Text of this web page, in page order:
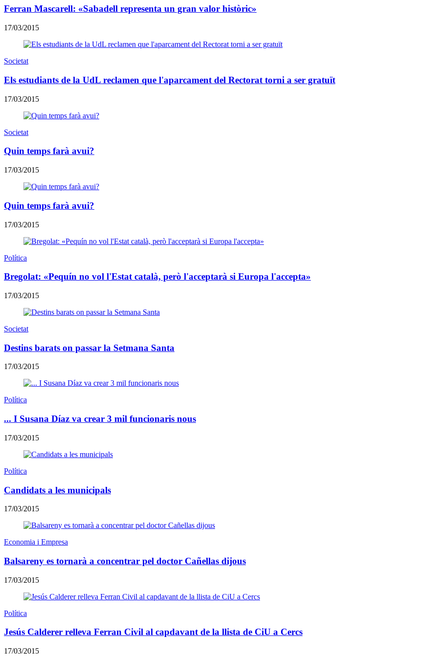
Ferran Mascarell: «Sabadell representa un gran valor històric»
17/03/2015
Societat
Els estudiants de la UdL reclamen que l'aparcament del Rectorat torni a ser gratuït
17/03/2015
Societat
Quin temps farà avui?
17/03/2015
Quin temps farà avui?
17/03/2015
Política
Bregolat: «Pequín no vol l'Estat català, però l'acceptarà si Europa l'accepta»
17/03/2015
Societat
Destins barats on passar la Setmana Santa
17/03/2015
Política
... I Susana Díaz va crear 3 mil funcionaris nous
17/03/2015
Política
Candidats a les municipals
17/03/2015
Economia i Empresa
Balsareny es tornarà a concentrar pel doctor Cañellas dijous
17/03/2015
Política
Jesús Calderer relleva Ferran Civil al capdavant de la llista de CiU a Cercs
17/03/2015